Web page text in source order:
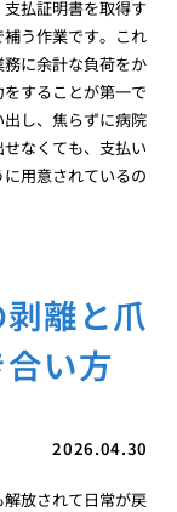
払証明書を取得す
う作業です。これ
に余計な負荷をか
することが第一で
し、焦らずに病院
なくても、支払い
用意されているの
離と爪
い方
2026.04.30
放されて日常が戻